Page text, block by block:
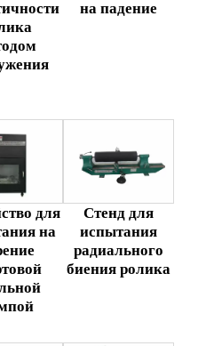
на падение
для
на
Стенд для
испытания
радиального
биения ролика